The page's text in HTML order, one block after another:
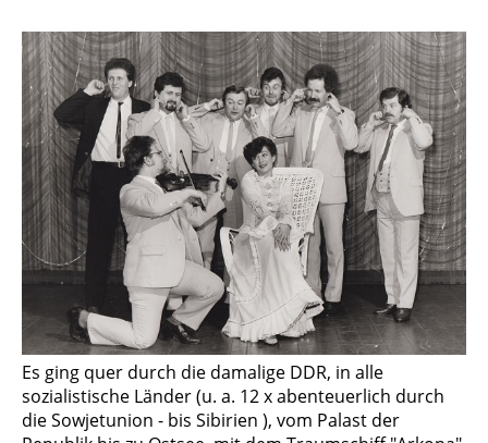
Es ging quer durch die damalige DDR, in alle
sozialistische Länder (u. a. 12 x abenteuer­lich durch
die Sowjetunion - bis Sibirien ), vom Palast der